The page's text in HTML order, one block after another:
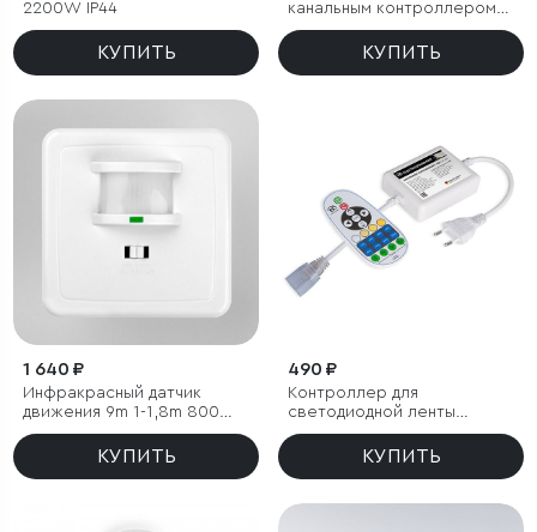
2200W IP44
КУПИТЬ
канальным контроллером
(радио)
КУПИТЬ
1 640 ₽
Инфракрасный датчик
движения 9m 1-1,8m 800W
IP20 160°
КУПИТЬ
490 ₽
Контроллер для
светодиодной ленты
Premium мультибелый с
ПДУ 220V (радио) IP20
КУПИТЬ